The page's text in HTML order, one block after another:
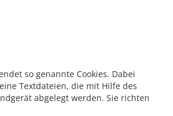
so genannte Cookies. Dabei
Textdateien, die mit Hilfe des
abgelegt werden. Sie richten